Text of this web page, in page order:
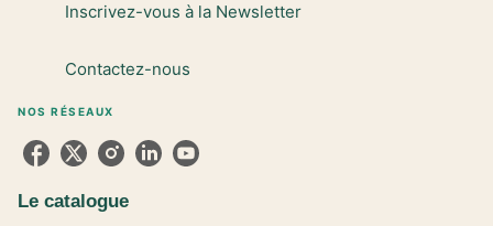
Inscrivez-vous à la Newsletter
Contactez-nous
NOS RÉSEAUX
Le catalogue